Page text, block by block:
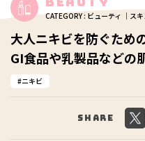
CATEGORY : ビューティ ｜ス
大人ニキビを防ぐため
GI食品や乳製品などの
ニキビ
Share